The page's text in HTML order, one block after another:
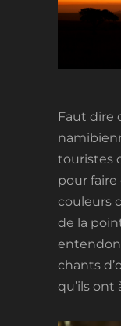
Faut dire
touristes
pour
couleurs
de la
chants
qu’ils ont